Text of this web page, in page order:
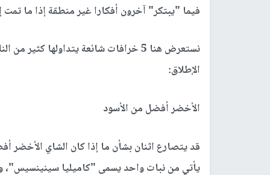
فيما "يبتكر" آخرون أفكارا غير منطقة إذا ما
نستعرض هنا 5 خرافات شائعة يتداولها
الإطلاق:
الأخضر أفضل من الأسود
قد يتصارع اثنان بشأن ما إذا كان الشاي الأخضر
يأتي من نبات واحد يسمى "كاميليا سينينسيس"،